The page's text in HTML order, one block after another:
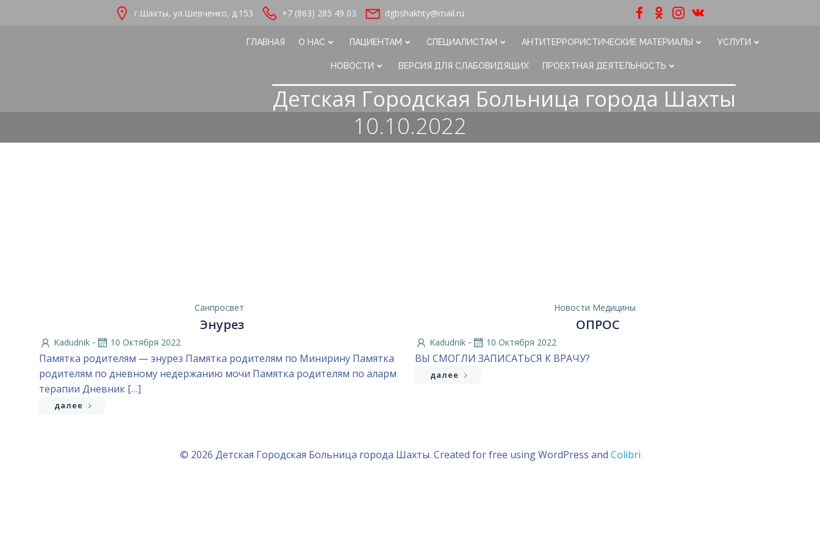
г.Шахты, ул.Шевченко, д.153 +7 (863) 285 49 03 dgbshakhty@mail.ru
ГЛАВНАЯ О НАС ПАЦИЕНТАМ СПЕЦИАЛИСТАМ АНТИТЕРРОРИСТИЧЕСКИЕ МАТЕРИАЛЫ УСЛУГИ
НОВОСТИ ВЕРСИЯ ДЛЯ СЛАБОВИДЯЩИХ ПРОЕКТНАЯ ДЕЯТЕЛЬНОСТЬ
Детская Городская Больница города Шахты
10.10.2022
Санпросвет
Энурез
Kadudnik - 10 Октября 2022
Памятка родителям — энурез Памятка родителям по Минирину Памятка
родителям по дневному недержанию мочи Памятка родителям по аларм
терапии Дневник […]
далее
Новости Медицины
ОПРОС
Kadudnik - 10 Октября 2022
ВЫ СМОГЛИ ЗАПИСАТЬСЯ К ВРАЧУ?
далее
© 2026 Детская Городская Больница города Шахты. Created for free using WordPress and Colibri